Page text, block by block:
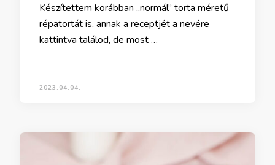
Készítettem korábban „normál” torta méretű
répatortát is, annak a receptjét a nevére
kattintva találod, de most …
2023.04.04.